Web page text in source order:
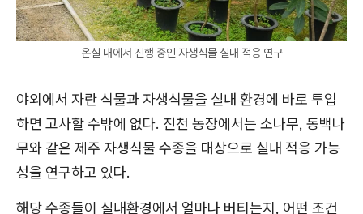
온실 내에서 진행 중인 자생식물 실내 적응 연구
야외에서 자란 식물과 자생식물을 실내 환경에 바로 투입
하면 고사할 수밖에 없다. 진천 농장에서는 소나무, 동백나
무와 같은 제주 자생식물 수종을 대상으로 실내 적응 가능
성을 연구하고 있다.
해당 수종들이 실내환경에서 얼마나 버티는지, 어떤 조건